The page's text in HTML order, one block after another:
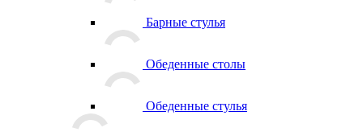
Барные стулья
Обеденные столы
Обеденные стулья